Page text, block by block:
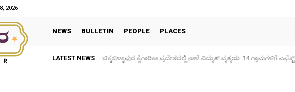
2026
NEWS BULLETIN PEOPLE PLACES
LATEST NEWS ಚಿಕ್ಕಬಳ್ಳಾಪುರ ಕೈಗಾರಿಕಾ ಪ್ರದೇಶದಲ್ಲಿ ನಾಳೆ ವಿದ್ಯುತ್ ವ್ಯತ್ಯಯ: 14 ಗ್ರಾಮಗಳಿಗೆ ಎಫೆಕ್ಟ್